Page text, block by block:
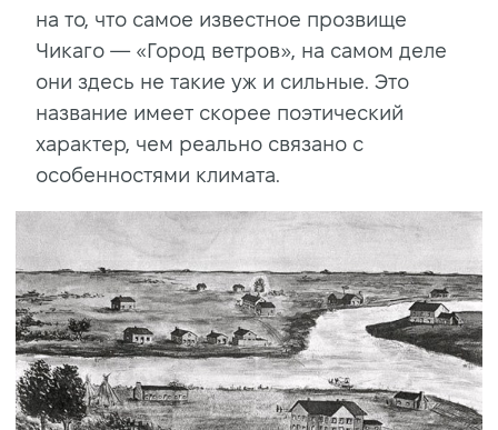
на то, что самое известное прозвище
Чикаго — «Город ветров», на самом деле
они здесь не такие уж и сильные. Это
название имеет скорее поэтический
характер, чем реально связано с
особенностями климата.